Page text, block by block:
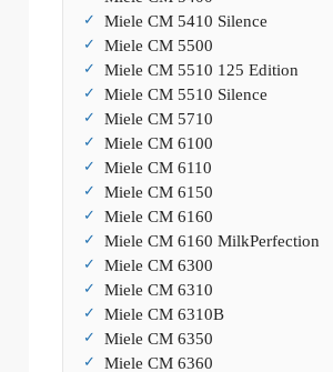
Miele CM 5410 Silence
Miele CM 5500
Miele CM 5510 125 Edition
Miele CM 5510 Silence
Miele CM 5710
Miele CM 6100
Miele CM 6110
Miele CM 6150
Miele CM 6160
Miele CM 6160 MilkPerfection
Miele CM 6300
Miele CM 6310
Miele CM 6310B
Miele CM 6350
Miele CM 6360